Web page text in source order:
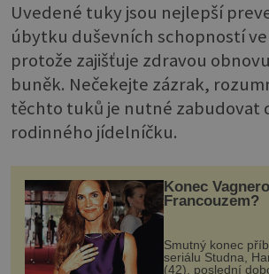
Uvedené tuky jsou nejlepší
úbytku duševních schopností
protože zajišťuje zdravou
buněk. Nečekejte zázrak,
těchto tuků je nutné zabudovat
rodinného jídelníčku.
Konec
Francouzem?
Smutný konec
seriálu Studna,
(42), poslední